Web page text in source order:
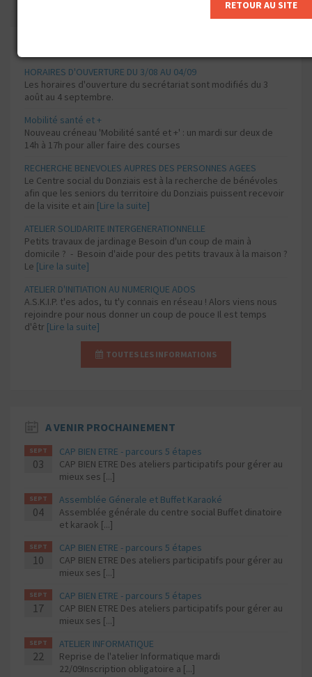
HORAIRES D'OUVERTURE DU 3/08 AU 04/09
Les horaires d'ouverture du secrétariat sont modifiés du 3
août au 4 septembre.
Mobilité santé et +
Nouveau créneau 'Mobilité santé et +' : un mardi sur deux de
14h à 17h pour aller faire des courses
RECHERCHE BENEVOLES AUPRES DES PERSONNES AGEES
Le Centre social du Donziais est à la recherche de bénévoles
afin que les seniors du territoire du Donziais puissent recevoir
de la visite et ain [Lire la suite]
ATELIER SOLIDARITE INTERGENERATIONNELLE
Petits travaux de jardinage Besoin d'un coup de main à
domicile ? - Besoin d'aide pour des petits travaux à la maison ?
Le [Lire la suite]
ATELIER D'INITIATION AU NUMERIQUE ADOS
A.S.K.I.P. t'es ados, tu t'y connais en réseau ! Alors viens nous
rejoindre pour nous donner un coup de pouce Il est temps
d'êtr [Lire la suite]
TOUTES LES INFORMATIONS
A VENIR PROCHAINEMENT
SEPT
03
CAP BIEN ETRE - parcours 5 étapes
CAP BIEN ETRE Des ateliers participatifs pour gérer au
mieux ses [...]
SEPT
04
Assemblée Génerale et Buffet Karaoké
Assemblée générale du centre social Buffet dinatoire
et karaok [...]
SEPT
10
CAP BIEN ETRE - parcours 5 étapes
CAP BIEN ETRE Des ateliers participatifs pour gérer au
mieux ses [...]
SEPT
17
CAP BIEN ETRE - parcours 5 étapes
CAP BIEN ETRE Des ateliers participatifs pour gérer au
mieux ses [...]
SEPT
22
ATELIER INFORMATIQUE
Reprise de l'atelier Informatique mardi
22/09Inscription obligatoire a [...]
RETOUR AU SITE